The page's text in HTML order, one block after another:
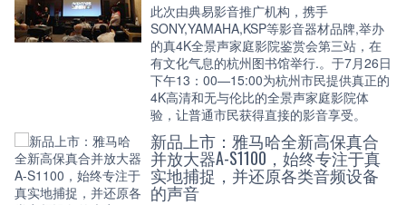
此次由典易影音推广机构，携手
SONY,YAMAHA,KSP等影音器材品牌,举办
的真4K全景声家庭影院鉴赏会第三站，在
有文化气息的杭州图书馆举行.。于7月26日
下午13：00—15:00为杭州市民提供真正的
4K高清和无与伦比的全景声家庭影院体
验，让普通市民获得直接的影音享受。
新品上市：雅马哈全新高保真合
并放大器A-S1100，始终专注于真
实地捕捉，并还原各类音频设备
的声音